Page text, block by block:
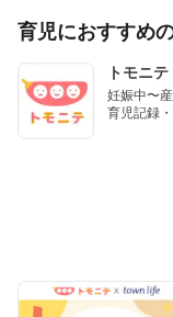
育児におすすめ
トモニテ
妊娠中〜
育児記録